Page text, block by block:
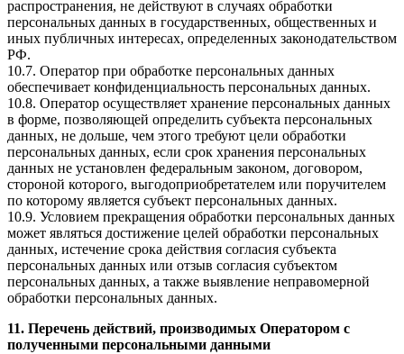
распространения, не действуют в случаях обработки
персональных данных в государственных, общественных и
иных публичных интересах, определенных законодательством
РФ.
10.7. Оператор при обработке персональных данных
обеспечивает конфиденциальность персональных данных.
10.8. Оператор осуществляет хранение персональных данных
в форме, позволяющей определить субъекта персональных
данных, не дольше, чем этого требуют цели обработки
персональных данных, если срок хранения персональных
данных не установлен федеральным законом, договором,
стороной которого, выгодоприобретателем или поручителем
по которому является субъект персональных данных.
10.9. Условием прекращения обработки персональных данных
может являться достижение целей обработки персональных
данных, истечение срока действия согласия субъекта
персональных данных или отзыв согласия субъектом
персональных данных, а также выявление неправомерной
обработки персональных данных.
11. Перечень действий, производимых Оператором с
полученными персональными данными